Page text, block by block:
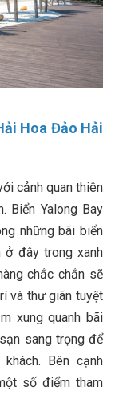
Hoa Đảo Hải
cảnh quan thiên
Biển Yalong Bay
những bãi biển
đây trong xanh
chắc chắn sẽ
và thư giãn tuyệt
xung quanh bãi
sang trọng để
Bên cạnh
số điểm tham